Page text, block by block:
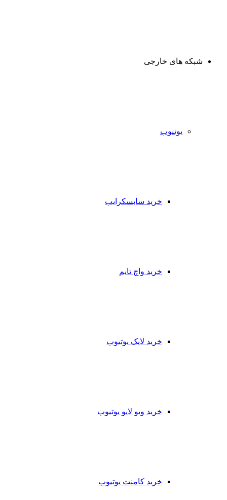
شبکه های خارجی
یوتیوب
خرید سابسکرایب
خرید واچ تایم
خرید لایک یوتیوب
خرید ویو لایو یوتیوب
خرید کامنت یوتیوب